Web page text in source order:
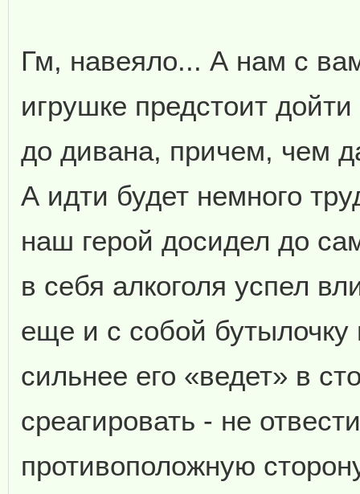
Гм, навеяло... А нам с
игрушке предстоит
до дивана, причем, чем
А идти будет немного
наш герой досидел до
в себя алкоголя успел
еще и с собой
сильнее его «ведет» в
среагировать - не
противоположную